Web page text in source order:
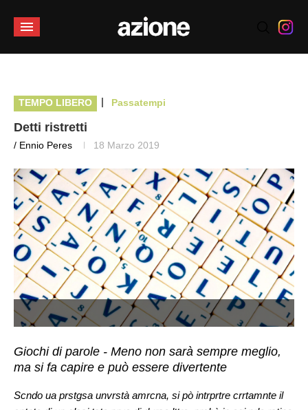
TEMPO LIBERO | Passatempi
Detti ristretti
/ Ennio Peres 18 Marzo 2019
Giochi di parole - Meno non sarà sempre meglio,
ma si fa capire e può essere divertente
Scndo ua prstgsa unvrstà amrcna, si pò intrprtre crrtamnte il